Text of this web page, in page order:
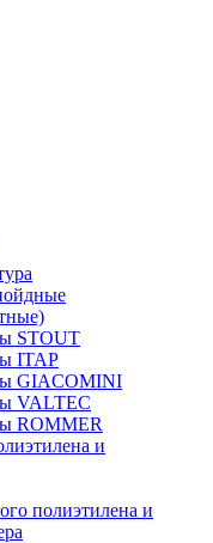
STOUT
ITAP
GIACOMINI
VALTEC
ROMMER
и
полиэтилена и